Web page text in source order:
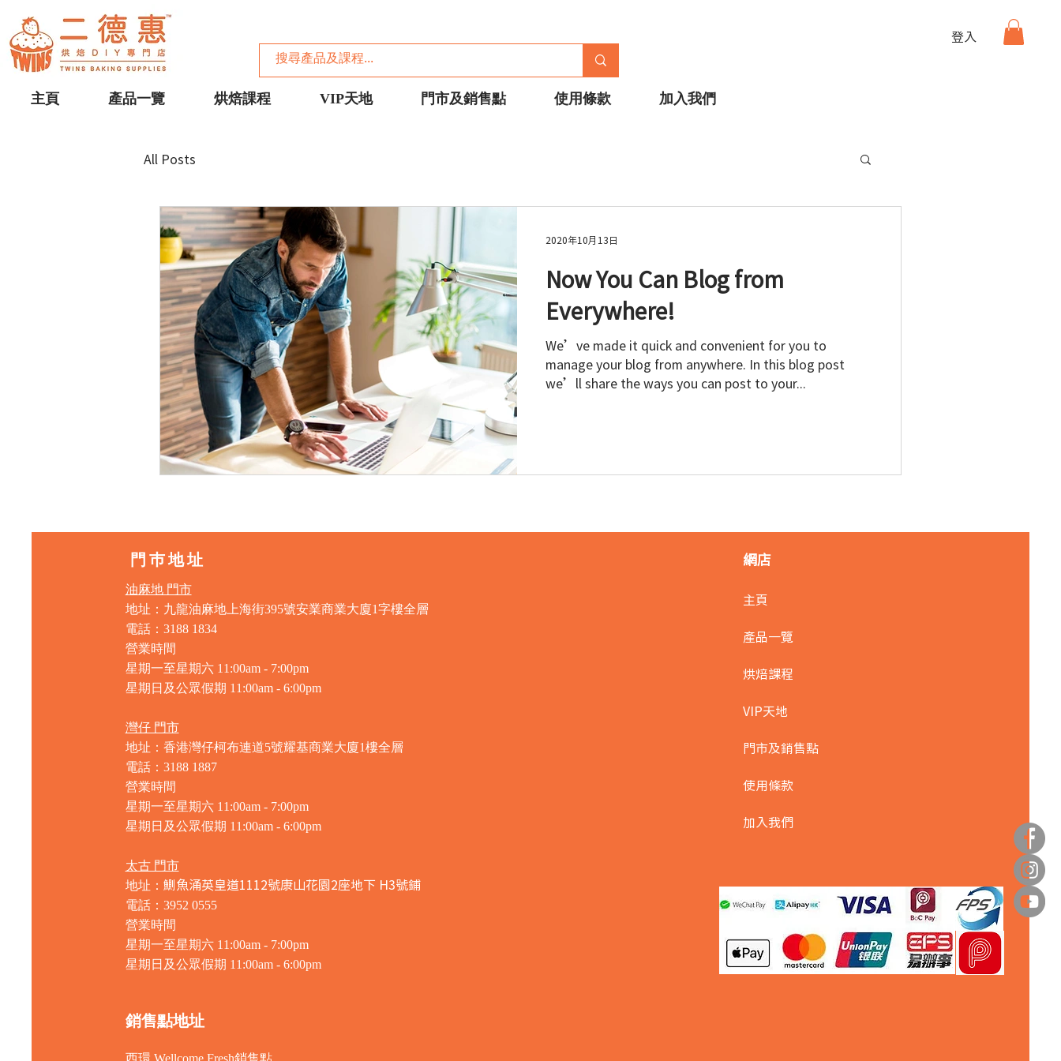
主頁 產品一覽 烘焙課程 VIP天地 門市及銷售點 使用條款 加入我們
登入
All Posts
Now You Can Blog from
Everywhere!
We’ve made it quick and convenient for you to
manage your blog from anywhere. In this blog post
we’ll share the ways you can post to your...
2020年10月13日
門巿地址
油麻地 門市
地址：九龍油麻地上海街395號安業商業大廈1字樓全層
電話：3188 1834
營業時間
星期一至星期六 11:00am - 7:00pm
星期日及公眾假期 11:00am - 6:00pm
灣仔 門市
地址：香港灣仔柯布連道5號耀基商業大廈1樓全層
電話：3188 1887
營業時間
星期一至星期六 11:00am - 7:00pm
星期日及公眾假期 11:00am - 6:00pm
太古 門市
地址： 鰂魚涌英皇道1112號康山花園2座地下 H3號鋪
電話：3952 0555
營業時間
星期一至星期六 11:00am - 7:00pm
星期日及公眾假期 11:00am - 6:00pm
銷售點地址
網店
主頁
產品一覽
烘焙課程
VIP天地
門市及銷售點
使用條款
加入我們